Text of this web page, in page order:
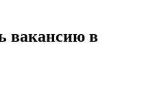
вакансию в